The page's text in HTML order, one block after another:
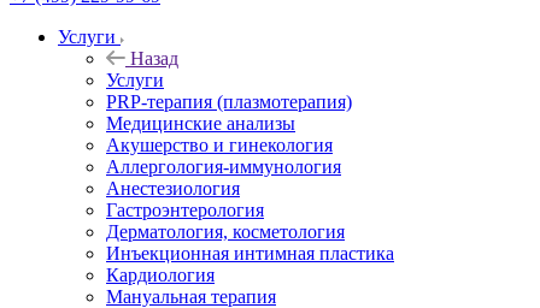
Услуги
Назад
Услуги
PRP-терапия (плазмотерапия)
Медицинские анализы
Акушерство и гинекология
Аллергология-иммунология
Анестезиология
Гастроэнтерология
Дерматология, косметология
Инъекционная интимная пластика
Кардиология
Мануальная терапия